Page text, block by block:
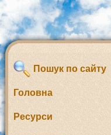
Пошук по сайту
Головна
Ресурси